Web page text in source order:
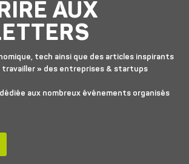
AUX
tech ainsi que des articles inspirants
travailler » des entreprises & startups
aux nombreux événements organisés